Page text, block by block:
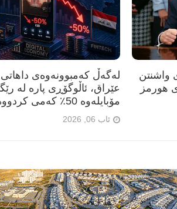
لەگەڵ کەمبوونەوەی داهاتی
عێراق، ئاڵوگۆڕی پارە لە
مۆبایلەوە 50٪ کەمی کردووە
ئاب 06, 2026
واشنتن
هورمز